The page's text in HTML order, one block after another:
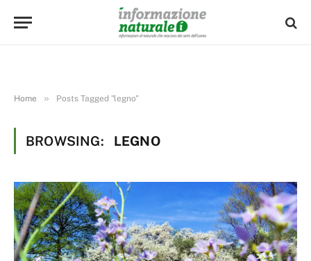
Home » Posts Tagged "legno"
BROWSING: LEGNO